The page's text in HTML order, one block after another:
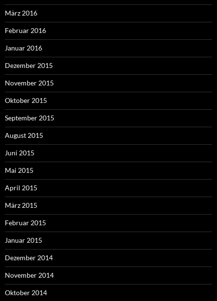
März 2016
Februar 2016
Januar 2016
Dezember 2015
November 2015
Oktober 2015
September 2015
August 2015
Juni 2015
Mai 2015
April 2015
März 2015
Februar 2015
Januar 2015
Dezember 2014
November 2014
Oktober 2014